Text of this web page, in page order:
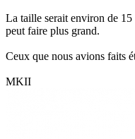
La taille serait environ de
peut faire plus grand.
Ceux que nous avions faits
MKII